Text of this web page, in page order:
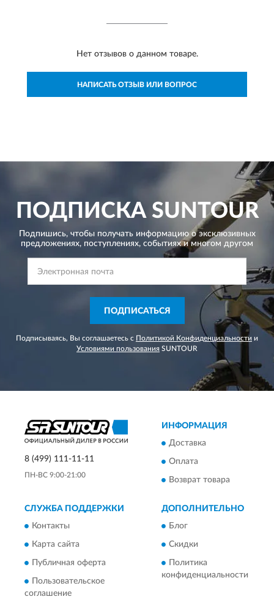
Нет отзывов о данном товаре.
НАПИСАТЬ ОТЗЫВ ИЛИ ВОПРОС
ПОДПИСКАSUNTOUR
Подпишись, чтобы получать информацию о эксклюзивных
предложениях, поступлениях, событиях и многом другом
ПОДПИСАТЬСЯ
Подписываясь, Вы соглашаетесь с Политикой Конфиденциальности и
Условиями пользования SUNTOUR
8 (499) 111-11-11
ПН-ВС 9:00-21:00
ИНФОРМАЦИЯ
Доставка
Оплата
Возврат товара
СЛУЖБА ПОДДЕРЖКИ
Контакты
Карта сайта
Публичная оферта
Пользовательское
соглашение
ДОПОЛНИТЕЛЬНО
Блог
Скидки
Политика
конфиденциальности